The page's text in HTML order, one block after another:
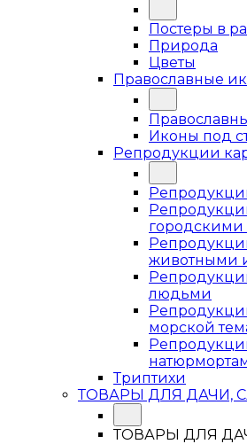
Постеры в
Природа
Цветы
Православные
Иконы под
Репродукции
животными
людьми
морской
Триптихи
ТОВАРЫ ДЛЯ ДАЧИ,
ТОВАРЫ ДЛЯ